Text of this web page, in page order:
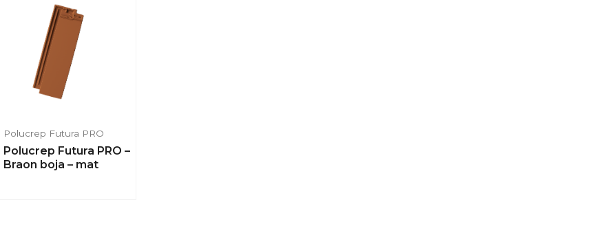
Polucrep Futura PRO
Polucrep Futura PRO –
Braon boja – mat